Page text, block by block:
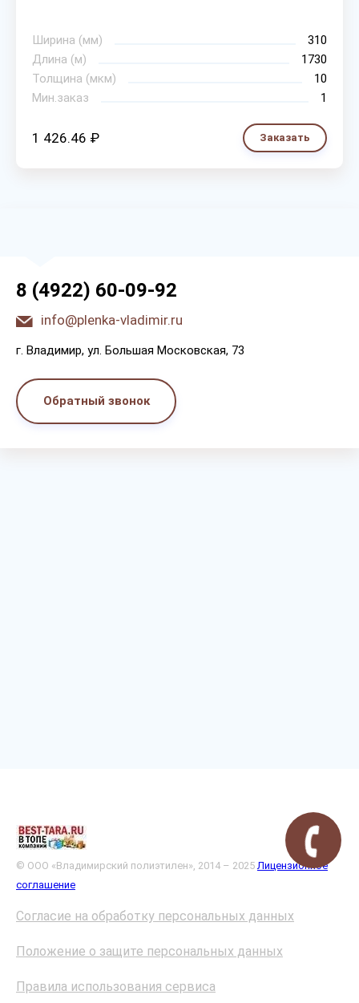
Ширина (мм)
310
Длина (м)
1730
Толщина (мкм)
10
Мин.заказ
1
1 426.46 ₽ Заказать
8 (4922) 60-09-92
info@plenka-vladimir.ru
г. Bлaдимиp, yл. Бoльшaя Мocкoвcкaя, 73
Обратный звонок
© ООО «Владимирский полиэтилен», 2014 – 2025 Лицензионное
соглашение
Согласие на обработку персональных данных
Положение о защите персональных данных
Правила использования сервиса